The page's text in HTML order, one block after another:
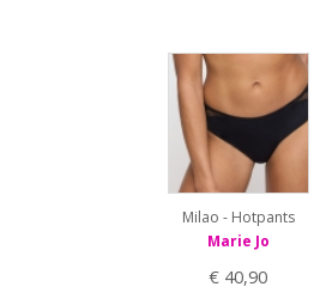
Milao - Hotpants
Marie Jo
€ 40,90